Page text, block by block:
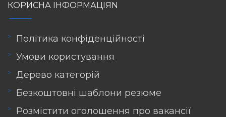
КОРИСНА ІНФОРМАЦІЯN
Політика конфіденційності
Умови користування
Дерево категорій
Безкоштовні шаблони резюме
Розмістити оголошення про вакансії